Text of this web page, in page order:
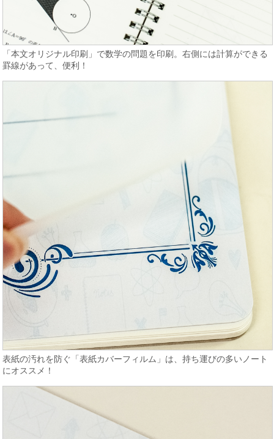
「本文オリジナル印刷」で数学の問題を印刷。右側には計算ができる
罫線があって、便利！
表紙の汚れを防ぐ「表紙カバーフィルム」は、持ち運びの多いノート
にオススメ！